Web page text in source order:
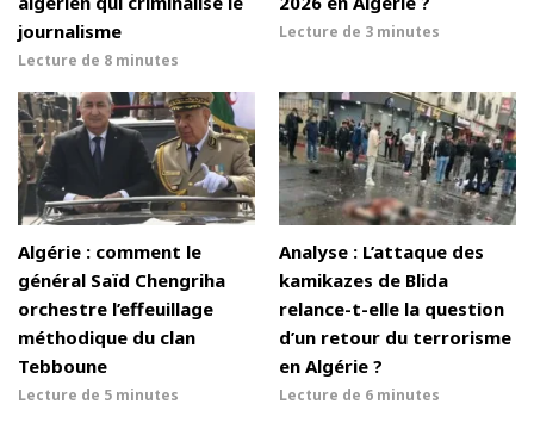
journalisme
Lecture de 8 minutes
Lecture de 3 minutes
Algérie : comment le
général Saïd Chengriha
orchestre l’effeuillage
méthodique du clan
Tebboune
Lecture de 5 minutes
Analyse : L’attaque des
kamikazes de Blida
relance-t-elle la question
d’un retour du terrorisme
en Algérie ?
Lecture de 6 minutes